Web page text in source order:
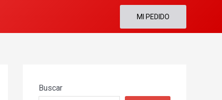
MI PEDIDO
Buscar